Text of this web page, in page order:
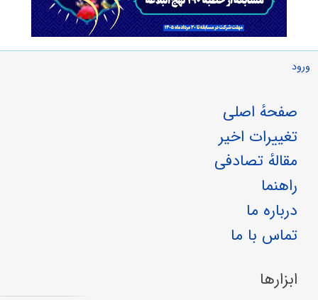
ورود
صفحهٔ اصلی
تغییرات اخیر
مقالهٔ تصادفی
راهنما
درباره ما
تماس با ما
ابزارها